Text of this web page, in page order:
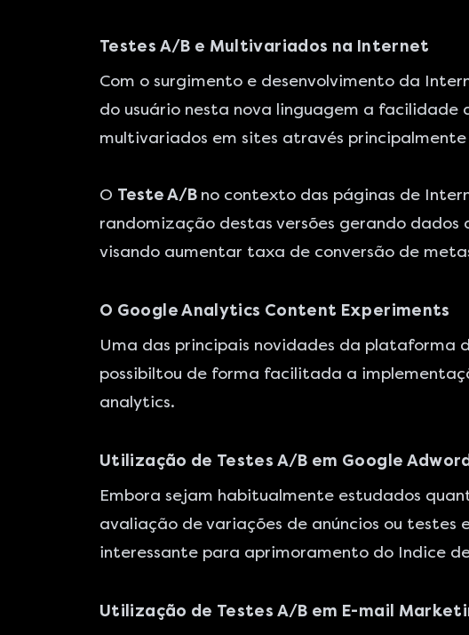
Testes A/B e Multivariados na Internet
Com o surgimento e desenvolvimento da
do usuário nesta nova linguagem a
multivariados em sites através
O Teste A/B no contexto das páginas de
randomização destas versões gerando
visando aumentar taxa de conversão de
O Google Analytics Content Experiments
Uma das principais novidades da plataforma
possibiltou de forma facilitada a
analytics.
Utilização de Testes A/B em Google
Embora sejam habitualmente estudados
avaliação de variações de anúncios ou testes
interessante para aprimoramento do Indice
Utilização de Testes A/B em E-mail